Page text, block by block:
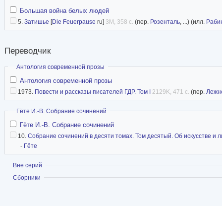
Большая война белых людей
5. Затишье [Die Feuerpause ru] 3M, 358 с. (пер. Розенталь, ...) (илл.
Переводчик
Скрыть
Антология современной прозы
Антология современной прозы
1973. Повести и рассказы писателей ГДР. Том I 2129K, 471 с. (пер.
Скрыть
Гёте И.-В. Собрание сочинений
Гёте И.-В. Собрание сочинений
10. Собрание сочинений в десяти томах. Том десятый. Об искусстве и
- Гёте
Показать
Вне серий
Показать
Сборники